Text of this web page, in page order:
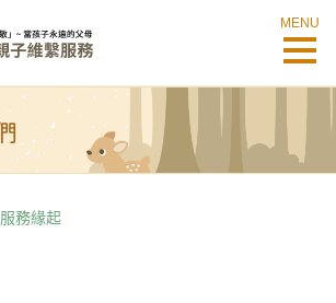
MENU
服務緣起